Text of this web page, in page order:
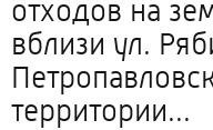
отходов на
вблизи ул.
территории...